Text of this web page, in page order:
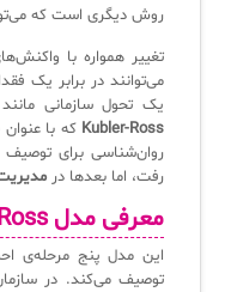
روش دیگری است که
تغییر همواره با
می‌توانند در برابر یک
یک تحول سازمانی
Kubler-Ross که با
روان‌شناسی برای توصیف
رفت، اما بعدها در
معرفی مدل Kubler-Ross
این مدل پنج مرحله‌ی
توصیف می‌کند. در
کازیو
✦
مدیریت خدمات سازمانی
سرویس دسک پلاس MSP
اندپوینت سنترال [سامانه
AD360
راهکارهای مدیریتی فناوری
✦
مدیریت خدمات منابع انسانی
CIs Control
مجموعه راهکارهای آیناک
لیست کامل 34 تمرین ITIL4
✦
آموزش سیستم مدیریت
نکته‌های کلیدی برای مدیر
آموزش‌ ویدیویی مفاهیم
ITIL & SDP
ثبت‌نام در دوره‌های
لیست دوره‌ها
مقالات آموزشی